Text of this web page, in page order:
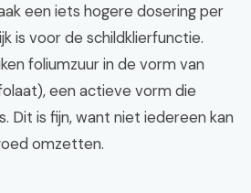
een iets hogere dosering per
is voor de schildklierfunctie.
foliumzuur in de vorm van
een actieve vorm die
Dit is fijn, want niet iedereen kan
omzetten.